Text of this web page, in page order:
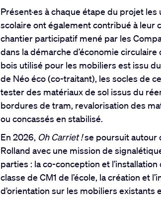
Présent·es à chaque étape du projet
scolaire ont également contribué à leur
chantier participatif mené par les
dans la démarche d’économie
bois utilisé pour les mobiliers est issu
de Néo éco (co-traitant), les socles de
tester des matériaux de sol issus du
bordures de tram, revalorisation des
ou concassés en stabilisé.
En 2026, Oh Carriet !se poursuit autour
Rolland avec une mission de
parties : la co-conception et
classe de CM1 de l’école, la création et
d’orientation sur les mobiliers existants